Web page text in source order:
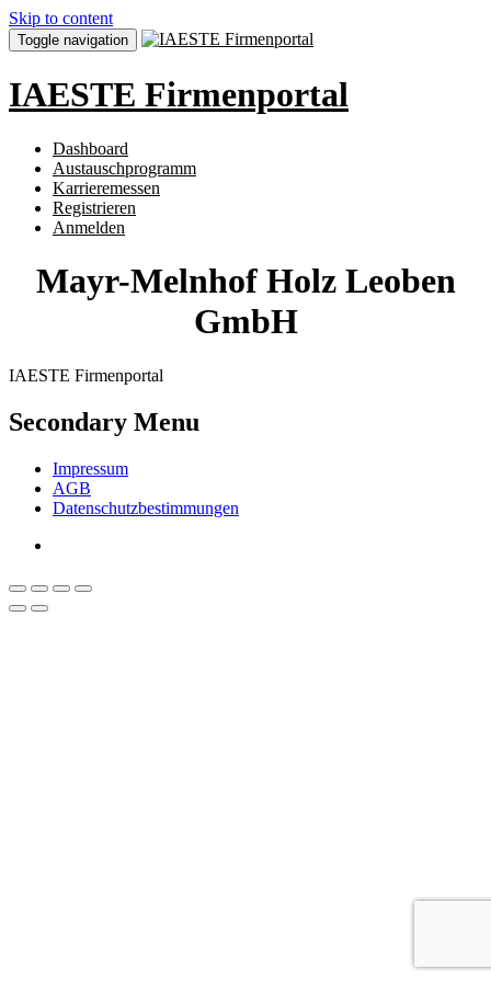
Skip to content
Toggle navigation
IAESTE Firmenportal
Dashboard
Austauschprogramm
Karrieremessen
Registrieren
Anmelden
Mayr-Melnhof Holz Leoben
GmbH
IAESTE Firmenportal
Secondary Menu
Impressum
AGB
Datenschutzbestimmungen